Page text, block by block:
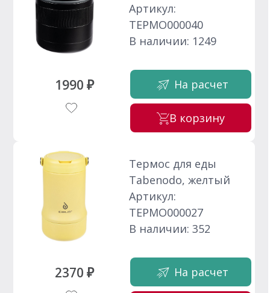
1990 ₽
Артикул:
ТЕРМО000040
В наличии: 1249
На расчет
В корзину
2370 ₽
Термос для еды
Tabenodo, желтый
Артикул:
ТЕРМО000027
В наличии: 352
На расчет